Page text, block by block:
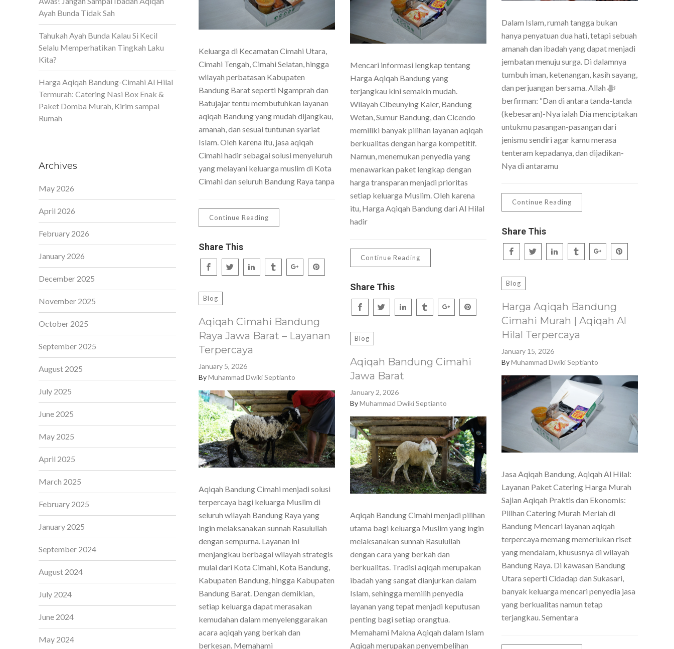
Keluarga di Kecamatan Cimahi Utara,
Cimahi Tengah, Cimahi Selatan, hingga
wilayah perbatasan Kabupaten
Bandung Barat seperti Ngamprah dan
Batujajar tentu membutuhkan layanan
aqiqah Bandung yang mudah dijangkau,
amanah, dan sesuai tuntunan syariat
Islam. Oleh karena itu, jasa aqiqah
Cimahi hadir sebagai solusi menyeluruh
yang melayani keluarga muslim di Kota
Cimahi dan seluruh Bandung Raya tanpa
Continue Reading
Share This
Mencari informasi lengkap tentang
Harga Aqiqah Bandung yang
terjangkau kini semakin mudah.
Wilayah Cibeunying Kaler, Bandung
Wetan, Sumur Bandung, dan Cicendo
memiliki banyak pilihan layanan aqiqah
berkualitas dengan harga kompetitif.
Namun, menemukan penyedia yang
menawarkan paket lengkap dengan
harga transparan menjadi prioritas
setiap keluarga Muslim. Oleh karena
itu, Harga Aqiqah Bandung dari Al Hilal
hadir
Continue Reading
Share This
Dalam Islam, rumah tangga bukan
hanya penyatuan dua hati, tetapi sebuah
amanah dan ibadah yang dapat menjadi
jembatan menuju surga. Di dalamnya
tumbuh iman, ketenangan, kasih sayang,
dan perjuangan bersama. Allah ﷻ
berfirman: “Dan di antara tanda-tanda
(kebesaran)-Nya ialah Dia menciptakan
untukmu pasangan-pasangan dari
jenismu sendiri agar kamu merasa
tenteram kepadanya, dan dijadikan-
Nya di antaramu
Continue Reading
Share This
Blog
Harga Aqiqah Bandung
Cimahi Murah | Aqiqah Al
Hilal Terpercaya
January 15, 2026
ByMuhammad Dwiki Septianto
Jasa Aqiqah Bandung, Aqiqah Al Hilal:
Layanan Paket Catering Harga Murah
Sajian Aqiqah Praktis dan Ekonomis:
Pilihan Catering Murah Meriah di
Bandung Mencari layanan aqiqah
terpercaya memang memerlukan riset
yang mendalam, khususnya di wilayah
Bandung Raya. Di kawasan Bandung
Utara seperti Cidadap dan Sukasari,
banyak keluarga mencari penyedia jasa
yang berkualitas namun tetap
terjangkau. Sementara
Blog
Aqiqah Cimahi Bandung
Raya Jawa Barat – Layanan
Terpercaya
January 5, 2026
ByMuhammad Dwiki Septianto
Aqiqah Bandung Cimahi menjadi solusi
terpercaya bagi keluarga Muslim di
seluruh wilayah Bandung Raya yang
ingin melaksanakan sunnah Rasulullah
dengan sempurna. Layanan ini
menjangkau berbagai wilayah strategis
mulai dari Kota Cimahi, Kota Bandung,
Kabupaten Bandung, hingga Kabupaten
Bandung Barat. Dengan demikian,
setiap keluarga dapat merasakan
kemudahan dalam menyelenggarakan
acara aqiqah yang berkah dan
berkesan. Memahami
Blog
Aqiqah Bandung Cimahi
Jawa Barat
January 2, 2026
ByMuhammad Dwiki Septianto
Aqiqah Bandung Cimahi menjadi pilihan
utama bagi keluarga Muslim yang ingin
melaksanakan sunnah Rasulullah
dengan cara yang berkah dan
berkualitas. Tradisi aqiqah merupakan
ibadah yang sangat dianjurkan dalam
Islam, sehingga memilih penyedia
layanan yang tepat menjadi keputusan
penting bagi setiap orangtua.
Memahami Makna Aqiqah dalam Islam
Aqiqah merupakan penyembelihan
Ayah Bunda Tidak Sah
Tahukah Ayah Bunda Kalau Si Kecil
Selalu Memperhatikan Tingkah Laku
Kita?
Harga Aqiqah Bandung-Cimahi Al Hilal
Termurah: Catering Nasi Box Enak &
Paket Domba Murah, Kirim sampai
Rumah
Archives
May 2026
April 2026
February 2026
January 2026
December 2025
November 2025
October 2025
September 2025
August 2025
July 2025
June 2025
May 2025
April 2025
March 2025
February 2025
January 2025
September 2024
August 2024
July 2024
June 2024
May 2024